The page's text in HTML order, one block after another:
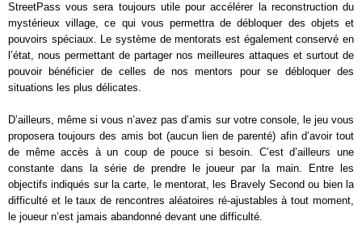
StreetPass vous sera toujours utile pour accélérer la reconstruction du
mystérieux village, ce qui vous permettra de débloquer des objets et
pouvoirs spéciaux. Le système de mentorats est également conservé en
l’état, nous permettant de partager nos meilleures attaques et surtout de
pouvoir bénéficier de celles de nos mentors pour se débloquer des
situations les plus délicates.
D’ailleurs, même si vous n’avez pas d’amis sur votre console, le jeu vous
proposera toujours des amis bot (aucun lien de parenté) afin d’avoir tout
de même accès à un coup de pouce si besoin. C’est d’ailleurs une
constante dans la série de prendre le joueur par la main. Entre les
objectifs indiqués sur la carte, le mentorat, les Bravely Second ou bien la
difficulté et le taux de rencontres aléatoires ré-ajustables à tout moment,
le joueur n’est jamais abandonné devant une difficulté.